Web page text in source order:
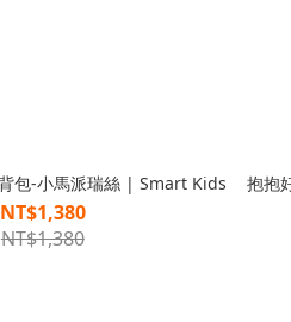
包-小馬派瑞絲 | Smart Kids
NT$1,380
NT$1,380
抱抱